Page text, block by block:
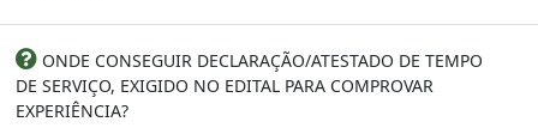
ONDE CONSEGUIR DECLARAÇÃO/ATESTADO DE TEMPO
DE SERVIÇO, EXIGIDO NO EDITAL PARA COMPROVAR
EXPERIÊNCIA?